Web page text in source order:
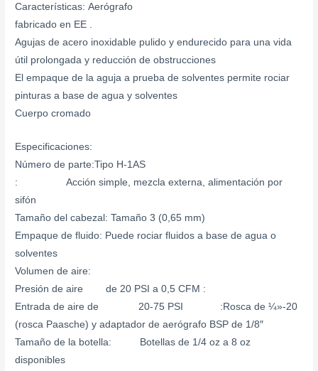
Características: Aerógrafo
fabricado en EE .
Agujas de acero inoxidable pulido y endurecido para una vida
útil prolongada y reducción de obstrucciones
El empaque de la aguja a prueba de solventes permite rociar
pinturas a base de agua y solventes
Cuerpo cromado
Especificaciones:
Número de parte:Tipo H-1AS
: Acción simple, mezcla externa, alimentación por
sifón
Tamaño del cabezal: Tamaño 3 (0,65 mm)
Empaque de fluido: Puede rociar fluidos a base de agua o
solventes
Volumen de aire:
Presión de aire de 20 PSI a 0,5 CFM :
Entrada de aire de 20-75 PSI :Rosca de ¼»-20
(rosca Paasche) y adaptador de aerógrafo BSP de 1/8″
Tamaño de la botella: Botellas de 1/4 oz a 8 oz
disponibles